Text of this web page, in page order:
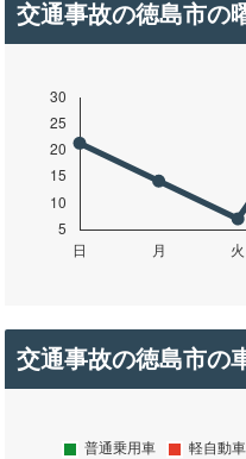
交通事故の徳島市の
交通事故の徳島市の